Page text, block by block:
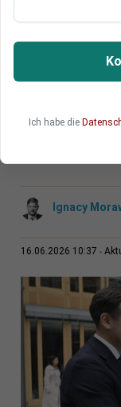
Deutschlands
China und die
schwächeln.
werden damit
Ignacy
16.06.2026 10:37
Ich habe die